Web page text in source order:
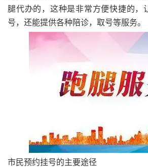
腿代办的，这种是非常方便快捷的，
号，还能提供各种陪诊，取号等服务。
市民预约挂号的主要途径